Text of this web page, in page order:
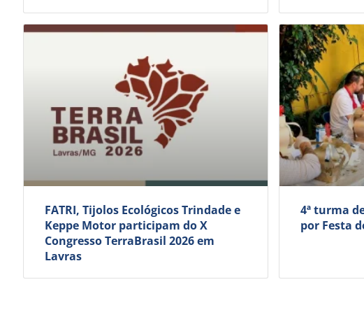
FATRI, Tijolos Ecológicos Trindade e
Keppe Motor participam do X
Congresso TerraBrasil 2026 em
Lavras
4ª turma
por Festa